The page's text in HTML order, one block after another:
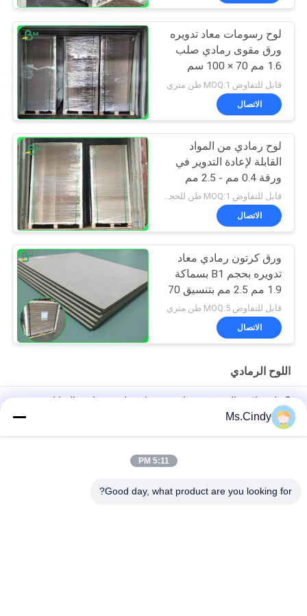
لوح رسومات معاد تدويره
ورق مقوى رمادي صلب
1.6 مم 70 × 100 سم
قابل للتفاوض MOQ:1 طن متري
الاتصال
لوح رمادي من المواد
القابلة لإعادة التدوير في
ورقة 0.4 مم - 2.5 مم
لمجلدات الحلقة
قابل للتفاوض MOQ:1 طن للحجم العادي و 10 طن للحجم الخاص
الاتصال
ورق كرتون رمادي معاد
تدويره بحجم B1 بسماكة
1.9 مم 2.5 مم بتنسيق 70
* 100 سم
قابل للتفاوض MOQ:5 طن متري
الاتصال
اللوح الرمادي
2 ملم صلابة عالية ورقية رمادية من جانبين لصنع صناديق الهدايا
أحجية الصور المقطوعة ذات اللون الأزرق بالكامل من الورق المقوى
مقاس 1.5 مم من ورق اللوح الأزرق
Ms.Cindy
5:11 PM
Good day, what product are you looking for?